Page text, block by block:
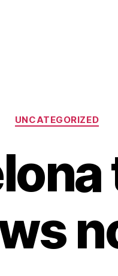
Categorías
UNCATEGORIZED